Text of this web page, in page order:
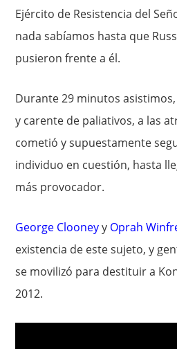
Ejército de Resistencia del
nada sabíamos hasta que
pusieron frente a él.
Durante 29 minutos
y carente de paliativos, a las
cometió y supuestamente
individuo en cuestión, hasta
más provocador.
George Clooneyy Oprah
existencia de este sujeto, y
se movilizó para destituir a
2012.